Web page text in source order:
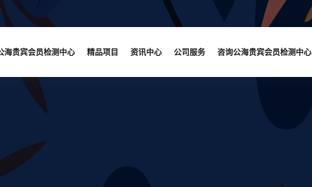
海贵宾会员检测中心 精品项目 资讯中心 公司服务 咨询公海贵宾会员检测中心